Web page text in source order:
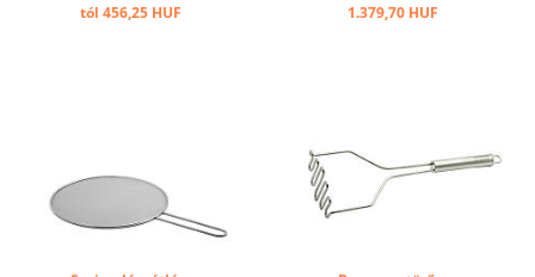
tól 456,25 HUF 1.379,70 HUF